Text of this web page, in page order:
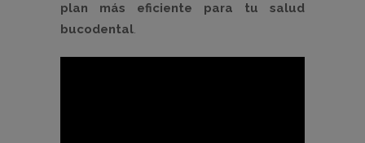
plan más eficiente para tu salud
bucodental.